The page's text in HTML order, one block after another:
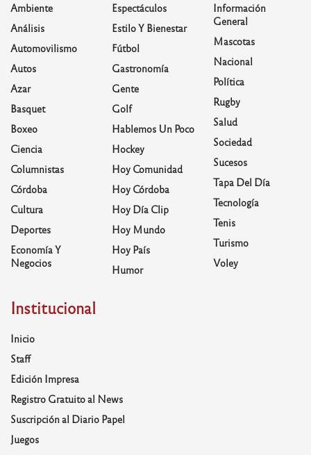
Ambiente
Análisis
Automovilismo
Autos
Azar
Basquet
Boxeo
Ciencia
Columnistas
Córdoba
Cultura
Deportes
Economía Y
Negocios
Espectáculos
Estilo Y Bienestar
Fútbol
Gastronomía
Gente
Golf
Hablemos Un Poco
Hockey
Hoy Comunidad
Hoy Córdoba
Hoy Día Clip
Hoy Mundo
Hoy País
Humor
Información
General
Mascotas
Nacional
Política
Rugby
Salud
Sociedad
Sucesos
Tapa Del Día
Tecnología
Tenis
Turismo
Voley
Institucional
Inicio
Staff
Edición Impresa
Registro Gratuito al News
Suscripción al Diario Papel
Juegos